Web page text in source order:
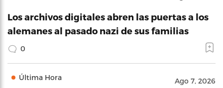
Los archivos digitales abren las puertas a los
alemanes al pasado nazi de sus familias
0
Última Hora Ago 7, 2026